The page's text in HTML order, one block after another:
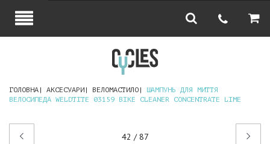
ГОЛОВНА АКСЕСУАРИ ВЕЛОМАСТИЛО
ШАМПУНЬ ДЛЯ МИТТЯ
ВЕЛОСИПЕДА WELDTITE 03159 BIKE CLEANER CONCENTRATE LIME
42 / 87
Наступний